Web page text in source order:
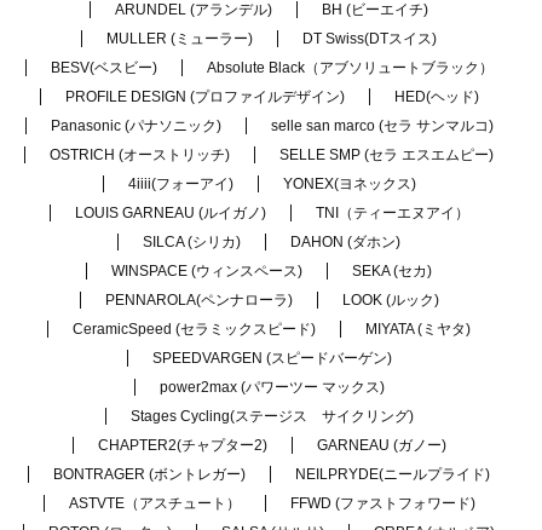
ARUNDEL (アランデル)
BH (ビーエイチ)
MULLER (ミューラー)
DT Swiss(DTスイス)
BESV(ベスビー)
Absolute Black（アブソリュートブラック）
PROFILE DESIGN (プロファイルデザイン)
HED(ヘッド)
Panasonic (パナソニック)
selle san marco (セラ サンマルコ)
OSTRICH (オーストリッチ)
SELLE SMP (セラ エスエムピー)
4iiii(フォーアイ)
YONEX(ヨネックス)
LOUIS GARNEAU (ルイガノ)
TNI（ティーエヌアイ）
SILCA (シリカ)
DAHON (ダホン)
WINSPACE (ウィンスペース)
SEKA (セカ)
PENNAROLA(ペンナローラ)
LOOK (ルック)
CeramicSpeed (セラミックスピード)
MIYATA (ミヤタ)
SPEEDVARGEN (スピードバーゲン)
power2max (パワーツー マックス)
Stages Cycling(ステージス サイクリング)
CHAPTER2(チャプター2)
GARNEAU (ガノー)
BONTRAGER (ボントレガー)
NEILPRYDE(ニールプライド)
ASTVTE（アスチュート）
FFWD (ファストフォワード)